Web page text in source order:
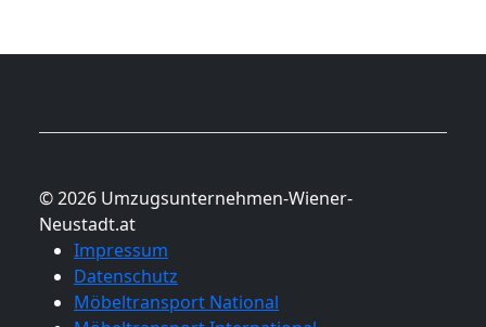
© 2026 Umzugsunternehmen-Wiener-
Neustadt.at
Impressum
Datenschutz
Möbeltransport National